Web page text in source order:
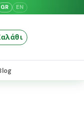
GR EN